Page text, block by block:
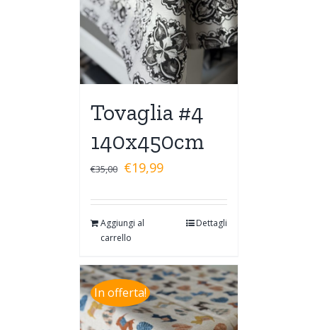
Tovaglia #4
140x450cm
€35,00 €19,99
Aggiungi al
carrello
Dettagli
In offerta!